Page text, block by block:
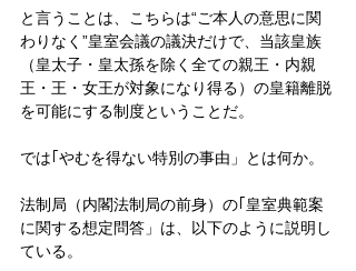
と言うことは、こちらは“ご本人の意思に関
わりなく”皇室会議の議決だけで、当該皇族
（皇太子・皇太孫を除く全ての親王・内親
王・王・女王が対象になり得る）の皇籍離脱
を可能にする制度ということだ。
では｢やむを得ない特別の事由」とは何か。
法制局（内閣法制局の前身）の｢皇室典範案
に関する想定問答」は、以下のように説明し
ている。